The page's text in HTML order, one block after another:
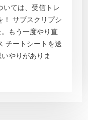
いては、受信トレ
！ サブスクリプシ
もう一度やり直
チートシートを送
やりがありま